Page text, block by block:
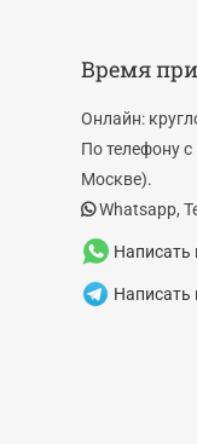
Время
Онлайн:
По телефону
Москве).
Whatsapp,
Написать
Написать